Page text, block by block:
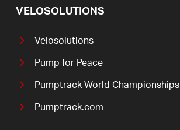
VELOSOLUTIONS
Velosolutions
Pump for Peace
Pumptrack World Championships
Pumptrack.com